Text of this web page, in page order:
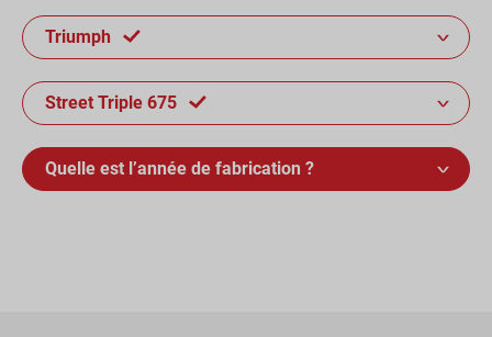
Revendeurs
Compte
FR EN ES IT DE BE
Triumph
Street Triple 675
Quelle est l’année de fabrication ?